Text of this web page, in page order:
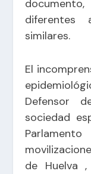
similares.
El
Defensor
sociedad
de Huelva